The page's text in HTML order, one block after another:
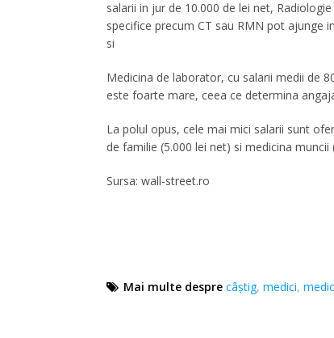
salarii in jur de 10.000 de lei net,
specifice precum CT sau RMN pot ajunge
si
Medicina de laborator, cu salarii medii de
este foarte mare, ceea ce determina
La polul opus, cele mai mici salarii sunt
de familie (5.000 lei net) si medicina muncii
Sursa: wall-street.ro
Mai multe despre câştig, medici,